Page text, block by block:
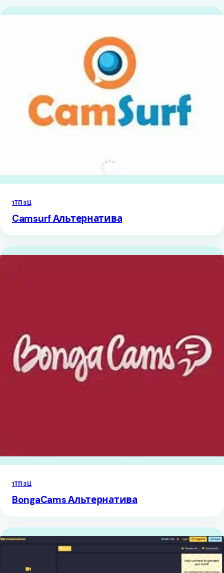
1ТП3Ц
Camsurf Альтернатива
1ТП3Ц
BongaCams Альтернатива